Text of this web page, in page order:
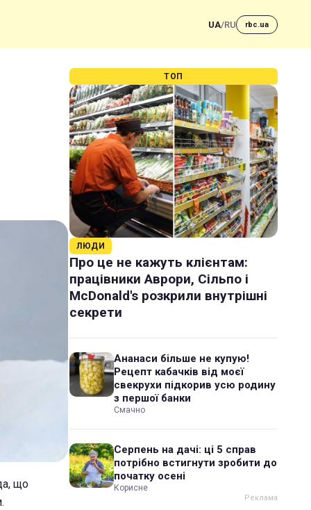
UA/RU rbc.ua
що
ТОП
ЛЮДИ
Про це не кажуть клієнтам:
працівники Аврори, Сільпо і
McDonald's розкрили внутрішні
секрети
Ананаси більше не купую!
Рецепт кабачків від моєї
свекрухи підкорив усю родину
з першої банки
Смачно
Серпень на дачі: ці 5 справ
потрібно встигнути зробити до
початку осені
Корисне